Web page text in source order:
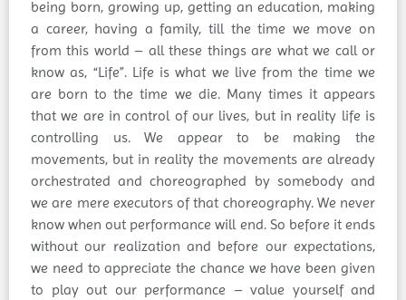
being born, growing up, getting an education, making
a career, having a family, till the time we move on
from this world – all these things are what we call or
know as, “Life”. Life is what we live from the time we
are born to the time we die. Many times it appears
that we are in control of our lives, but in reality life is
controlling us. We appear to be making the
movements, but in reality the movements are already
orchestrated and choreographed by somebody and
we are mere executors of that choreography. We never
know when out performance will end. So before it ends
without our realization and before our expectations,
we need to appreciate the chance we have been given
to play out our performance – value yourself and